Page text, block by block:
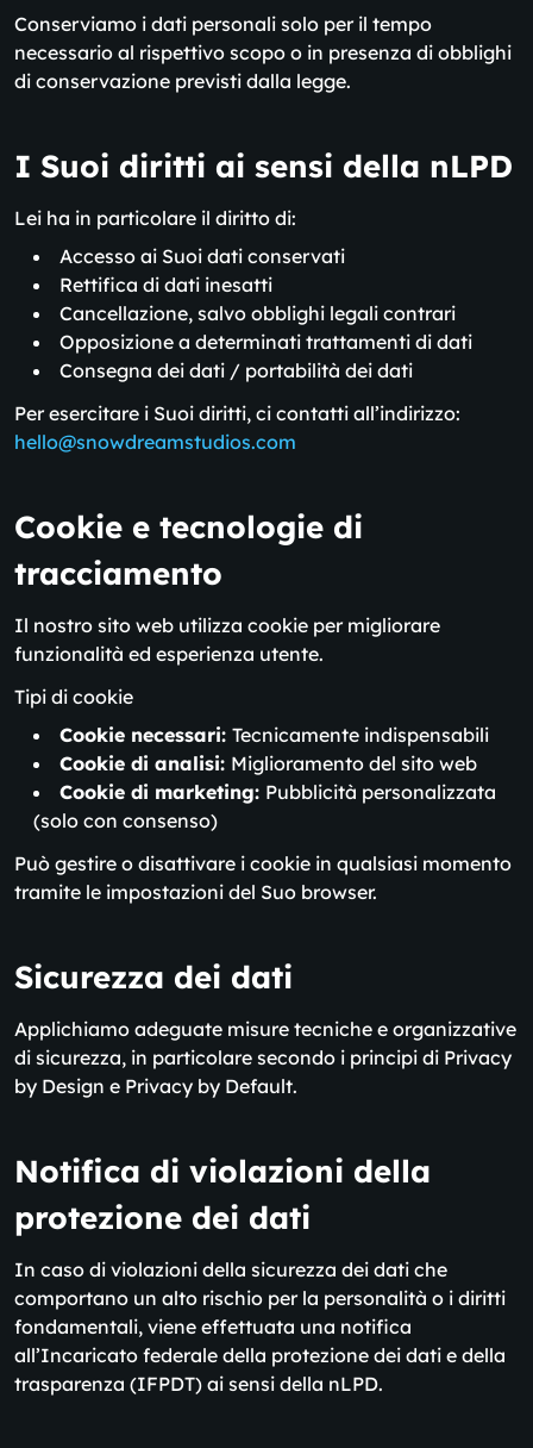
Conserviamo i dati personali solo per il tempo
necessario al rispettivo scopo o in presenza di obblighi
di conservazione previsti dalla legge.
I Suoi diritti ai sensi della nLPD
Lei ha in particolare il diritto di:
Accesso ai Suoi dati conservati
Rettifica di dati inesatti
Cancellazione, salvo obblighi legali contrari
Opposizione a determinati trattamenti di dati
Consegna dei dati / portabilità dei dati
Per esercitare i Suoi diritti, ci contatti all’indirizzo:
hello@snowdreamstudios.com
Cookie e tecnologie di
tracciamento
Il nostro sito web utilizza cookie per migliorare
funzionalità ed esperienza utente.
Tipi di cookie
Cookie necessari: Tecnicamente indispensabili
Cookie di analisi: Miglioramento del sito web
Cookie di marketing: Pubblicità personalizzata
(solo con consenso)
Può gestire o disattivare i cookie in qualsiasi momento
tramite le impostazioni del Suo browser.
Sicurezza dei dati
Applichiamo adeguate misure tecniche e organizzative
di sicurezza, in particolare secondo i principi di Privacy
by Design e Privacy by Default.
Notifica di violazioni della
protezione dei dati
In caso di violazioni della sicurezza dei dati che
comportano un alto rischio per la personalità o i diritti
fondamentali, viene effettuata una notifica
all’Incaricato federale della protezione dei dati e della
trasparenza (IFPDT) ai sensi della nLPD.